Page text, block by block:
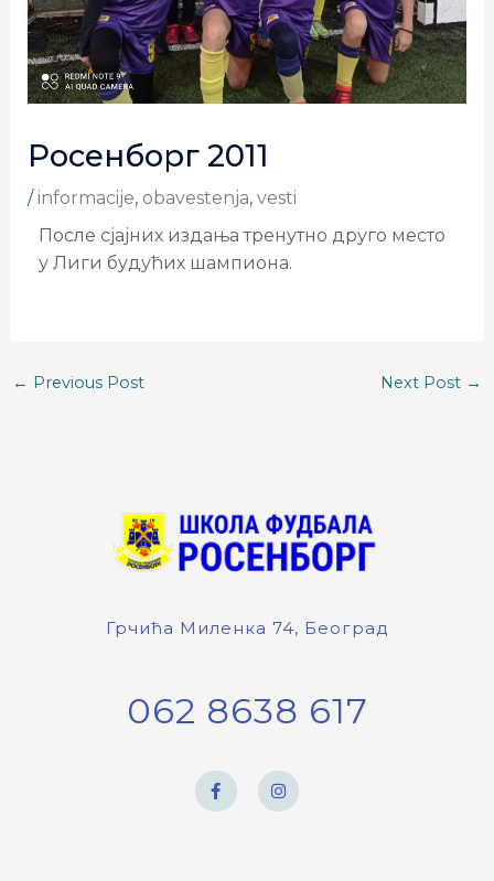
Росенборг 2011
/ informacije, obavestenja, vesti
После сјајних издања тренутно друго место
у Лиги будућих шампиона.
← Previous Post Next Post →
Грчића Миленка 74, Београд
062 8638 617
F
a
c
e
I
n
s
t